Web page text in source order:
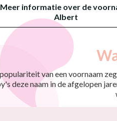
Meer informatie over de
Albert
van een voornaam
deze naam in de afgelopen
10
11
11